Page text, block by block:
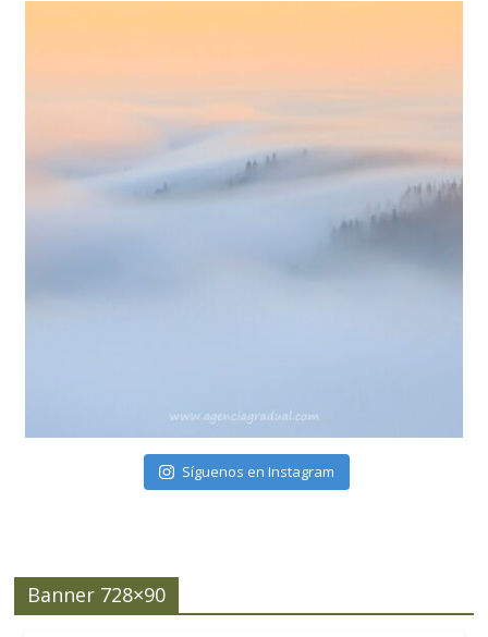
Síguenos en Instagram
Banner 728×90